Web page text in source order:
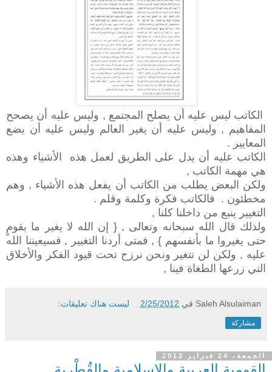
الكاتب ليس عليه أن يصلح المجتمع , وليس عليه أن يصحح
المفاهيم , وليس عليه أن يغير العالم وليس عليه أن يضع
المعايير .
الكاتب عليه أن يدل على الطريق لعمل هذه الأشياء وهذه
هي مهمة الكاتب ,
ولكن البعض يطلب من الكاتب أن يفعل هذه الأشياء , وهم
مخطئون . فالكاتب فكرة وكلمة وقلم .
التغيير ينبع من داخلنا كلنا ,
ولذلك قال الله سبحانه وتعالى , { إن الله لا يغير ما بقومٍ
حتى يغيروا ما بأنفسهم } , فمتى أردنا التغيير , فسيعيننا الله
عليه , ولكن لن نتغير ونحن نرزح تحت قيود الفكر والأخلاق
التي زرعها الطغاة فينا ,
Saleh Alsulaiman في 2/25/2012 ليست هناك تعليقات:
مشاركة
الجمعة، 24 فبراير 2012